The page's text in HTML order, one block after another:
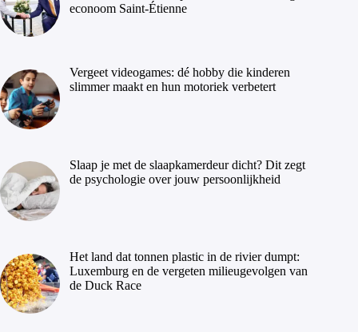
econoom Saint-Étienne
Vergeet videogames: dé hobby die kinderen
slimmer maakt en hun motoriek verbetert
Slaap je met de slaapkamerdeur dicht? Dit zegt
de psychologie over jouw persoonlijkheid
Het land dat tonnen plastic in de rivier dumpt:
Luxemburg en de vergeten milieugevolgen van
de Duck Race